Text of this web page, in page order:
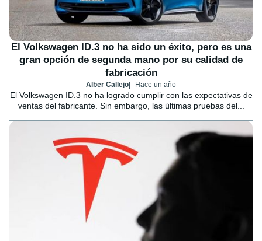
El Volkswagen ID.3 no ha sido un éxito, pero es una
gran opción de segunda mano por su calidad de
fabricación
Alber Callejo Hace un año
El Volkswagen ID.3 no ha logrado cumplir con las expectativas de
ventas del fabricante. Sin embargo, las últimas pruebas del...